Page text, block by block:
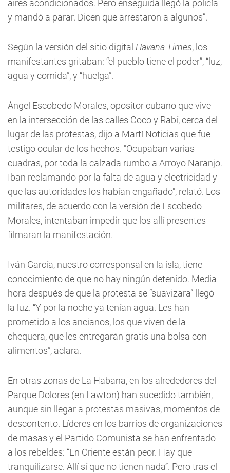
aires acondicionados. Pero enseguida llegó la policía
y mandó a parar. Dicen que arrestaron a algunos”.
Según la versión del sitio digital Havana Times, los
manifestantes gritaban: “el pueblo tiene el poder”, “luz,
agua y comida”, y “huelga”.
Ángel Escobedo Morales, opositor cubano que vive
en la intersección de las calles Coco y Rabí, cerca del
lugar de las protestas, dijo a Martí Noticias que fue
testigo ocular de los hechos. "Ocupaban varias
cuadras, por toda la calzada rumbo a Arroyo Naranjo.
Iban reclamando por la falta de agua y electricidad y
que las autoridades los habían engañado", relató. Los
militares, de acuerdo con la versión de Escobedo
Morales, intentaban impedir que los allí presentes
filmaran la manifestación.
Iván García, nuestro corresponsal en la isla, tiene
conocimiento de que no hay ningún detenido. Media
hora después de que la protesta se “suavizara” llegó
la luz. “Y por la noche ya tenían agua. Les han
prometido a los ancianos, los que viven de la
chequera, que les entregarán gratis una bolsa con
alimentos”, aclara.
En otras zonas de La Habana, en los alrededores del
Parque Dolores (en Lawton) han sucedido también,
aunque sin llegar a protestas masivas, momentos de
descontento. Líderes en los barrios de organizaciones
de masas y el Partido Comunista se han enfrentado
a los rebeldes: “En Oriente están peor. Hay que
tranquilizarse. Allí sí que no tienen nada”. Pero tras el